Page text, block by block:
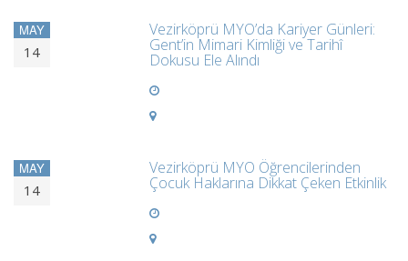
MAY
14
Vezirköprü MYO’da Kariyer Günleri:
Gent’in Mimari Kimliği ve Tarihî
Dokusu Ele Alındı
MAY
14
Vezirköprü MYO Öğrencilerinden
Çocuk Haklarına Dikkat Çeken Etkinlik